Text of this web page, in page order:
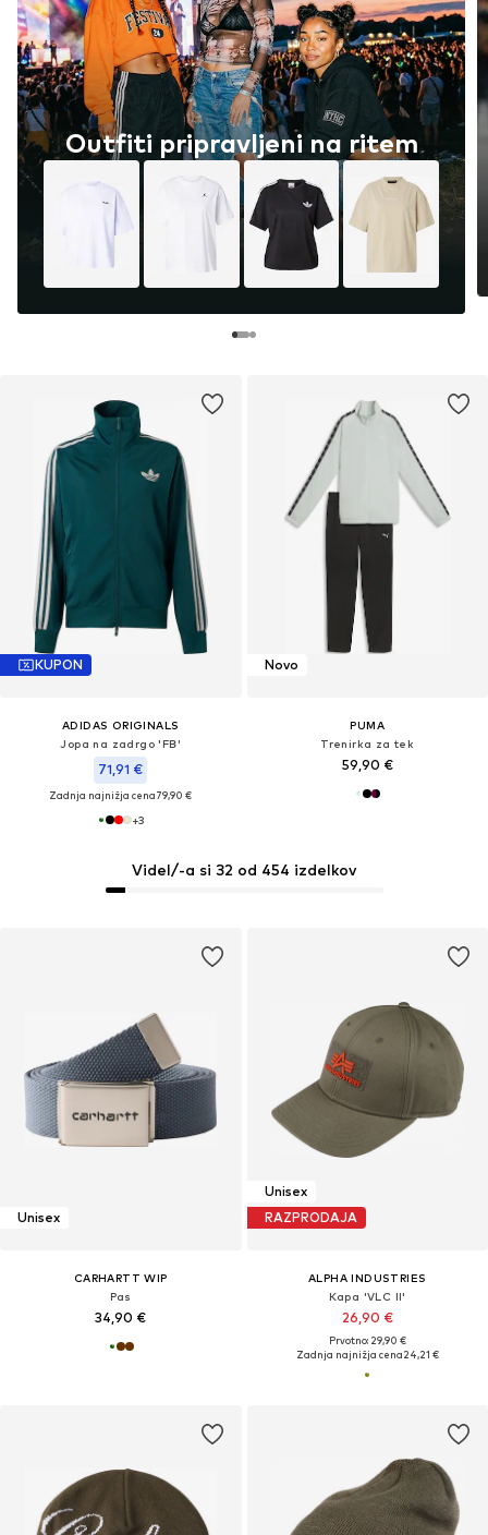
Outfiti pripravljeni na ritem
KUPON
ADIDAS ORIGINALS
Jopa na zadrgo 'FB'
71,91 €
Zadnja najnižja cena79,90 €
+3
Novo
PUMA
Trenirka za tek
59,90 €
Unisex
CARHARTT WIP
Pas
34,90 €
Videl/-a si 32 od 454 izdelkov
Unisex
RAZPRODAJA
ALPHA INDUSTRIES
Kapa 'VLC II'
26,90 €
Prvotno: 29,90 €
Zadnja najnižja cena24,21 €